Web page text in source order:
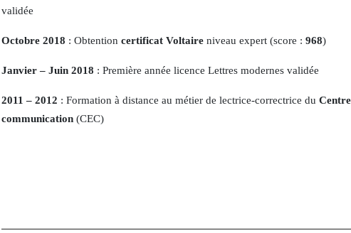
validée
Octobre 2018 : Obtention certificat Voltaire niveau expert (score : 968)
Janvier – Juin 2018 : Première année licence Lettres modernes validée
2011 – 2012 : Formation à distance au métier de lectrice-correctrice du
communication (CEC)